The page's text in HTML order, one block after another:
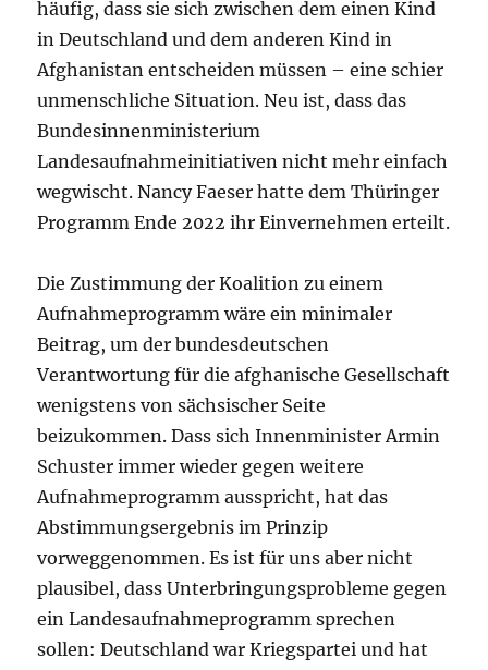
häufig, dass sie sich zwischen dem einen Kind
in Deutschland und dem anderen Kind in
Afghanistan entscheiden müssen – eine schier
unmenschliche Situation. Neu ist, dass das
Bundesinnenministerium
Landesaufnahmeinitiativen nicht mehr einfach
wegwischt. Nancy Faeser hatte dem Thüringer
Programm Ende 2022 ihr Einvernehmen erteilt.
Die Zustimmung der Koalition zu einem
Aufnahmeprogramm wäre ein minimaler
Beitrag, um der bundesdeutschen
Verantwortung für die afghanische Gesellschaft
wenigstens von sächsischer Seite
beizukommen. Dass sich Innenminister Armin
Schuster immer wieder gegen weitere
Aufnahmeprogramm ausspricht, hat das
Abstimmungsergebnis im Prinzip
vorweggenommen. Es ist für uns aber nicht
plausibel, dass Unterbringungsprobleme gegen
ein Landesaufnahmeprogramm sprechen
sollen: Deutschland war Kriegspartei und hat